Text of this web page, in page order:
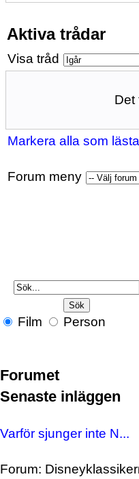
Aktiva trådar
Visa tråd
Det
Markera alla som lästa
Forum meny
Film Person
Forumet
Senaste inläggen
Varför sjunger inte N...
Forum: